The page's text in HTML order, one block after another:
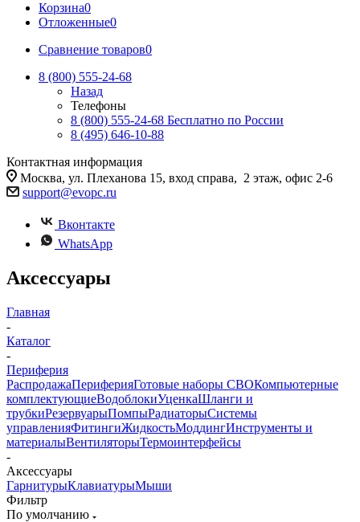
Корзина0
Отложенные0
Сравнение товаров0
8 (800) 555-24-68
Назад
Телефоны
8 (800) 555-24-68 Бесплатно по России
8 (495) 646-10-88
Контактная информация
Москва, ул. Плеханова 15, вход справа, 2 этаж, офис 2-6
support@evopc.ru
Вконтакте
WhatsApp
Аксессуары
Главная
-
Каталог
-
Периферия
РаспродажаПериферияГотовые наборы СВОКомпьютерные
комплектующиеВодоблокиУценкаШланги и
трубкиРезервуарыПомпыРадиаторыСистемы
управленияФитингиЖидкостьМоддингИнструменты и
материалыВентиляторыТермоинтерфейсы
-
Аксессуары
ГарнитурыКлавиатурыМыши
Фильтр
По умолчанию